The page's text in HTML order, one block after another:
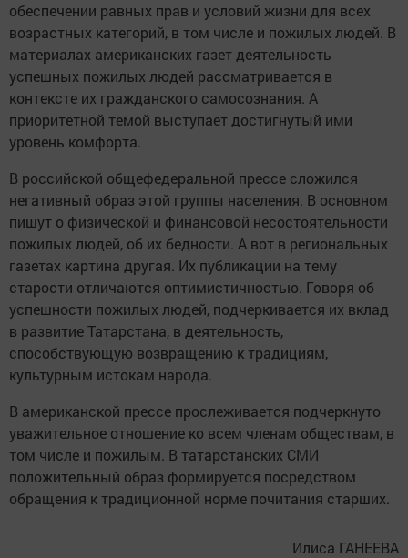
обеспечении равных прав и условий жизни для всех
возрастных категорий, в том числе и пожилых людей. В
материалах американских газет деятельность
успешных пожилых людей рассматривается в
контексте их гражданского самосознания. А
приоритетной темой выступает достигнутый ими
уровень комфорта.
В российской общефедеральной прессе сложился
негативный образ этой группы населения. В основном
пишут о физической и финансовой несостоятельности
пожилых людей, об их бедности. А вот в региональных
газетах картина другая. Их публикации на тему
старости отличаются оптимистичностью. Говоря об
успешности пожилых людей, подчеркивается их вклад
в развитие Татарстана, в деятельность,
способствующую возвращению к традициям,
культурным истокам народа.
В американской прессе прослеживается подчеркнуто
уважительное отношение ко всем членам обществам, в
том числе и пожилым. В татарстанских СМИ
положительный образ формируется посредством
обращения к традиционной норме почитания старших.
Илиса ГАНЕЕВА